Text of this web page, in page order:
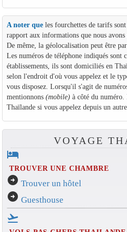
A noter queles fourchettes de tarifs
rapport aux informations que nous avons
De même, la géolocalisation peut être
Les numéros de téléphone indiqués sont
établissements, ils sont domiciliés en
selon l'endroit d'où vous appelez et le
vous disposez. Lorsqu'il s'agit de
mentionnons (mobile)à côté du
Thaïlande si vous appelez depuis un
VOYAGE
hotel
TROUVER UNE CHAMBRE
arrow_circle_right Trouver un hôtel
arrow_circle_right Guesthouse
flight_takeoff